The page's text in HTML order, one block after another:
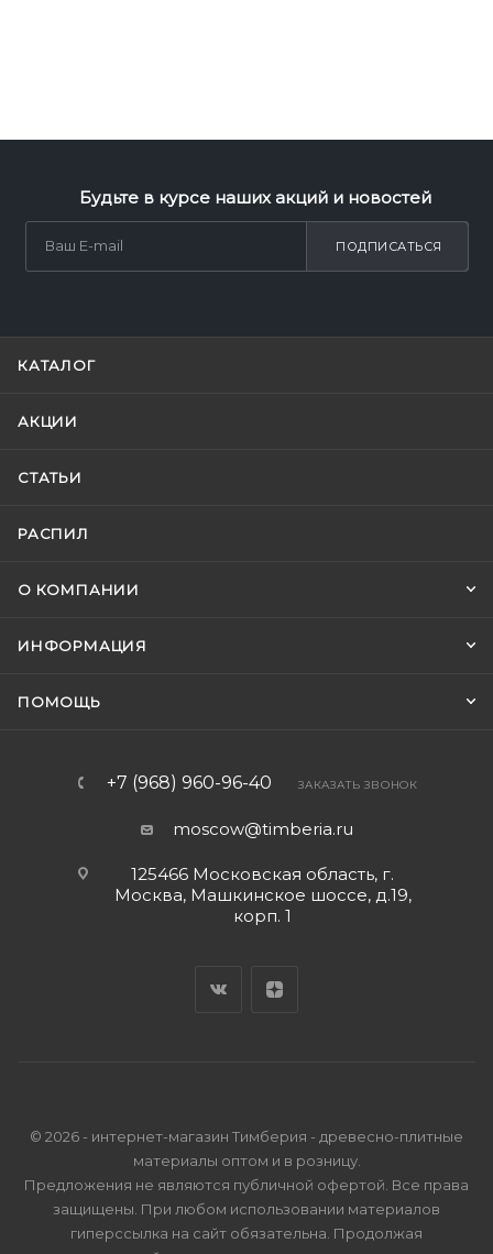
Будьте в курсе наших акций и новостей
ПОДПИСАТЬСЯ
КАТАЛОГ
АКЦИИ
СТАТЬИ
РАСПИЛ
О КОМПАНИИ
ИНФОРМАЦИЯ
ПОМОЩЬ
+7 (968) 960-96-40 ЗАКАЗАТЬ ЗВОНОК
moscow@timberia.ru
125466 Московская область, г.
Москва, Машкинское шоссе, д.19,
корп. 1
© 2026 - интернет-магазин Тимберия - древесно-плитные
материалы оптом и в розницу.
Предложения не являются публичной офертой. Все права
защищены. При любом использовании материалов
гиперссылка на сайт обязательна. Продолжая